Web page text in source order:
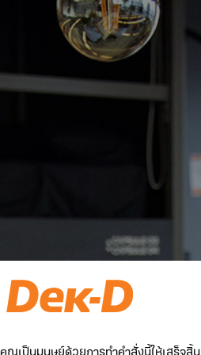
ณเป็นมนุษย์ด้วยการทำคำสั่งนี้ให้เสร็จสิ้น